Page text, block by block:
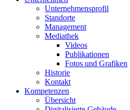
Unternehmensprofil
Standorte
Management
Mediathek
Videos
Publikationen
Fotos und Grafiken
Historie
Kontakt
Kompetenzen
Übersicht